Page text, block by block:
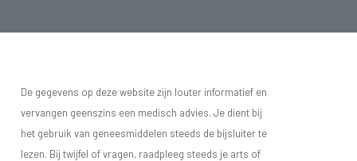
De gegevens op deze website zijn louter informatief en
vervangen geenszins een medisch advies. Je dient bij
het gebruik van geneesmiddelen steeds de bijsluiter te
lezen. Bij twijfel of vragen, raadpleeg steeds je arts of